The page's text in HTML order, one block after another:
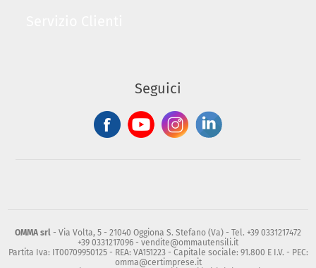
Seguici
OMMA srl - Via Volta, 5 - 21040 Oggiona S. Stefano (Va) - Tel. +39 0331217472
+39 0331217096 - vendite@ommautensili.it
Partita Iva: IT00709950125 - REA: VA151223 - Capitale sociale: 91.800 E I.V. - PEC:
omma@certimprese.it